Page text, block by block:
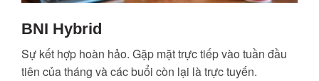
BNI Hybrid
Sự kết hợp hoàn hảo. Gặp mặt trực tiếp vào tuần đầu
tiên của tháng và các buổi còn lại là trực tuyến.